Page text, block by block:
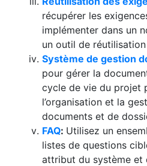
récupérer les
implémenter dans un
un outil de
Système de gestion
pour gérer la
cycle de vie du projet
l’organisation et la
documents et de
FAQ: Utilisez un
listes de questions
attribut du système et